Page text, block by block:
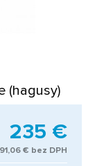
(hagusy)
235 €
€ bez DPH